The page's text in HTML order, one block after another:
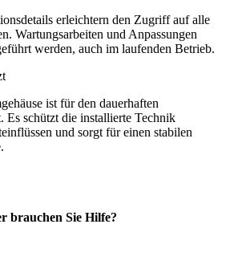
erleichtern den Zugriff auf alle
Wartungsarbeiten und Anpassungen
werden, auch im laufenden Betrieb.
ist für den dauerhaften
Es schützt die installierte Technik
und sorgt für einen stabilen
brauchen Sie Hilfe?